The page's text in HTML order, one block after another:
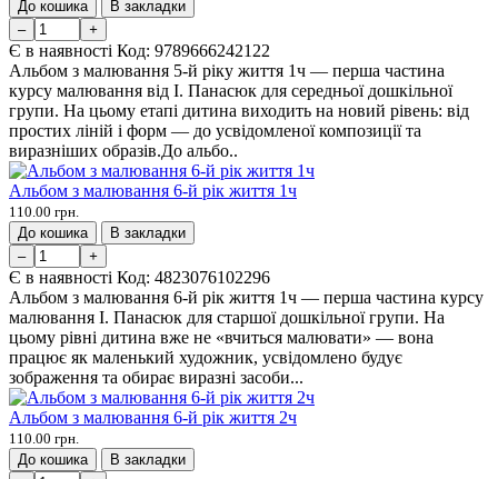
До кошика
В закладки
–
+
Є в наявності Код: 9789666242122
Альбом з малювання 5-й ріку життя 1ч — перша частина
курсу малювання від І. Панасюк для середньої дошкільної
групи. На цьому етапі дитина виходить на новий рівень: від
простих ліній і форм — до усвідомленої композиції та
виразніших образів.До альбо..
Альбом з малювання 6-й рік життя 1ч
110.00 грн.
До кошика
В закладки
–
+
Є в наявності Код: 4823076102296
Альбом з малювання 6-й рік життя 1ч — перша частина курсу
малювання І. Панасюк для старшої дошкільної групи. На
цьому рівні дитина вже не «вчиться малювати» — вона
працює як маленький художник, усвідомлено будує
зображення та обирає виразні засоби...
Альбом з малювання 6-й рік життя 2ч
110.00 грн.
До кошика
В закладки